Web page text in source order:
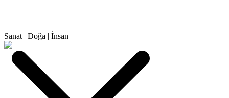
Sanat | Doğa | İnsan